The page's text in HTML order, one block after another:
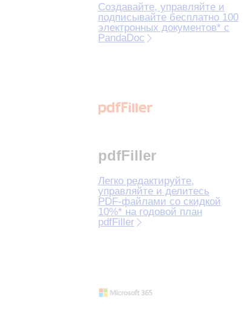
Создавайте, управляйте и
подписывайте бесплатно 100
электронных документов* с
PandaDoc
pdfFiller
Легко редактируйте,
управляйте и делитесь
PDF‑файлами со скидкой
10%* на годовой план
pdfFiller